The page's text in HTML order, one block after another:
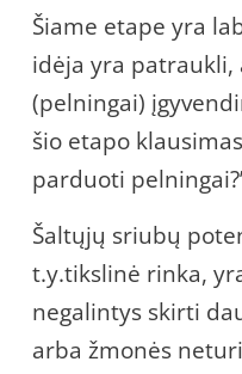
Šiame etape yra
idėja yra patraukli,
(pelningai)
šio etapo
parduoti
Šaltųjų sriubų
t.y.tikslinė rinka,
negalintys skirti
arba žmonės